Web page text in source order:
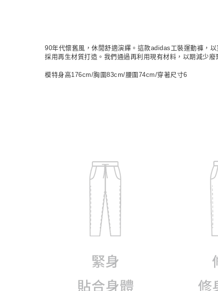
90年代懷舊風，休閒舒適演繹。這款adidas工裝運動褲，
採用再生材質打造。我們通過再利用現有材料，以期減少
模特身高176cm/胸圍83cm/腰圍74cm/穿著尺寸6